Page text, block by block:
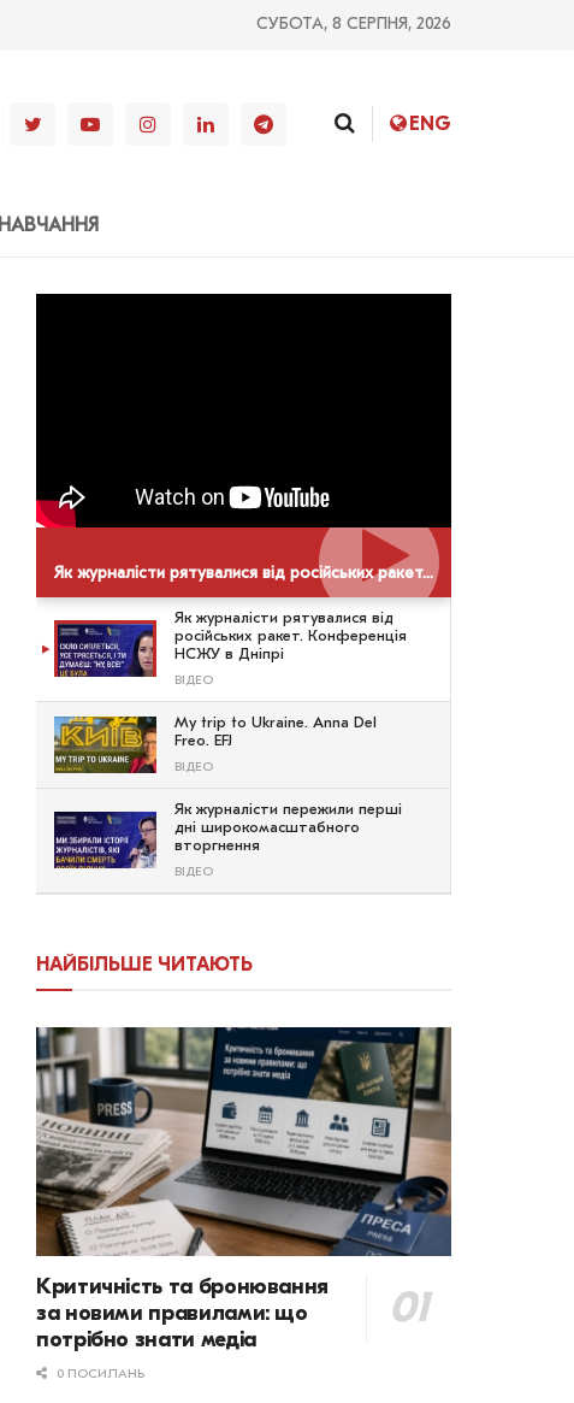
СУБОТА, 8 СЕРПНЯ, 2026
ENG
НАВЧАННЯ
Як журналісти рятувалися від російських ракет. Конференція НСЖУ в Дніпрі
Як журналісти рятувалися від
російських ракет. Конференція
НСЖУ в Дніпрі
ВІДЕО
My trip to Ukraine. Anna Del
Freo. EFJ
ВІДЕО
Як журналісти пережили перші
дні широкомасштабного
вторгнення
ВІДЕО
НАЙБІЛЬШЕ ЧИТАЮТЬ
Критичність та бронювання
за новими правилами: що
потрібно знати медіа
0 ПОСИЛАНЬ